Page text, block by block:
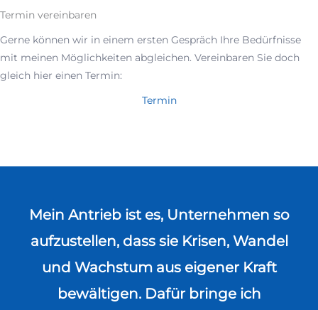
Termin vereinbaren
Gerne können wir in einem ersten Gespräch Ihre Bedürfnisse
mit meinen Möglichkeiten abgleichen. Vereinbaren Sie doch
gleich hier einen Termin:
Termin
Mein Antrieb ist es, Unternehmen so
aufzustellen, dass sie Krisen, Wandel
und Wachstum aus eigener Kraft
bewältigen. Dafür bringe ich